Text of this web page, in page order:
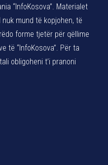
“InfoKosova”. Materialet
mund të kopjohen, të
forme tjetër për qëllime
të “InfoKosova”. Për ta
obligoheni t’i pranoni